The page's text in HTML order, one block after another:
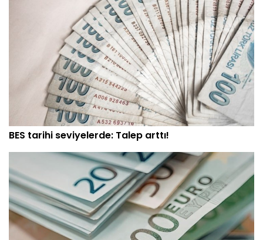
BES tarihi seviyelerde: Talep arttı!